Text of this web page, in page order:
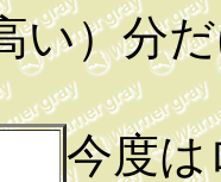
い）分
今度は